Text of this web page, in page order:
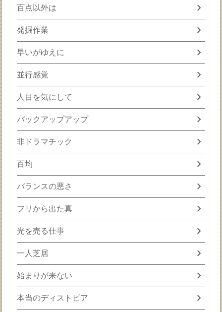
百点以外は chevron_right
発掘作業 chevron_right
早いがゆえに chevron_right
並行感覚 chevron_right
人目を気にして chevron_right
バックアップアップ chevron_right
非ドラマチック chevron_right
百均 chevron_right
バランスの悪さ chevron_right
フリから出た真 chevron_right
光を売る仕事 chevron_right
一人芝居 chevron_right
始まりが来ない chevron_right
本当のディストピア chevron_right